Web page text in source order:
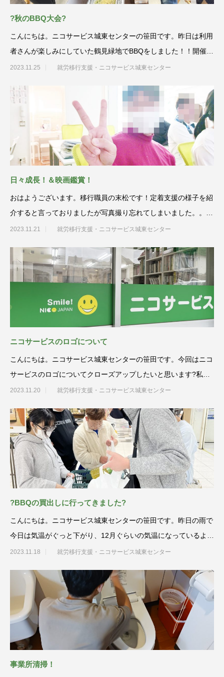
?秋のBBQ大会?
こんにちは。ニコサービス城東センターの笹田です。昨日は利用
者さんが楽しみにしていた鶴見緑地でBBQをしました！！開催が
11月下旬とい
2023.11.25 就労移行支援・ニコサービス城東センター
日々成長！＆映画鑑賞！
おはようございます。移行職員の末松です！定着支援の様子を紹
介すると言っておりましたが写真撮り忘れてしまいました。。ま
た来月にお伝
2023.11.21 就労移行支援・ニコサービス城東センター
ニコサービスのロゴについて
こんにちは。ニコサービス城東センターの笹田です。今回はニコ
サービスのロゴについてクローズアップしたいと思います?私は
デザイン専門学校
2023.11.20 就労移行支援・ニコサービス城東センター
?BBQの買出しに行ってきました?
こんにちは。ニコサービス城東センターの笹田です。昨日の雨で
今日は気温がぐっと下がり、12月ぐらいの気温になっているよう
です⛄日頃の行
2023.11.18 就労移行支援・ニコサービス城東センター
事業所清掃！